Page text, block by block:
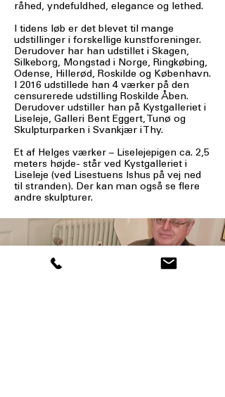
råhed, yndefuldhed, elegance og lethed.
I tidens løb er det blevet til mange
udstillinger i forskellige kunstforeninger.
Derudover har han udstillet i Skagen,
Silkeborg, Mongstad i Norge, Ringkøbing,
Odense, Hillerød, Roskilde og København.
I 2016 udstillede han 4 værker på den
censurerede udstilling Roskilde Åben.
Derudover udstiller han på Kystgalleriet i
Liseleje, Galleri Bent Eggert, Tunø og
Skulpturparken i Svankjær i Thy.
Et af Helges værker – Liselejepigen ca. 2,5
meters højde- står ved Kystgalleriet i
Liseleje (ved Lisestuens Ishus på vej ned
til stranden). Der kan man også se flere
andre skulpturer.